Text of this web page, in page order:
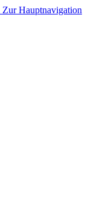
Zur Hauptnavigation